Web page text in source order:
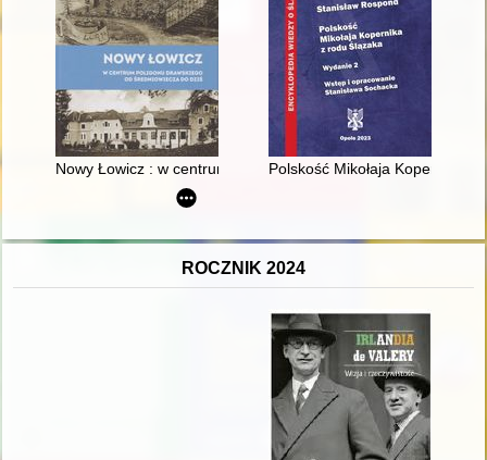
Nowy Łowicz : w centrum poligonu drawskiego od
Polskość Mikołaja Kopernika z
ROCZNIK 2024